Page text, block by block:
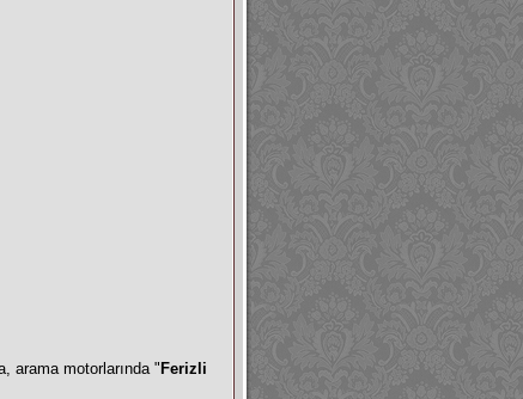
arama motorlarında "Ferizli